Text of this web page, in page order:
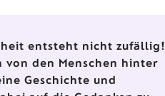
entsteht nicht zufällig!
den Menschen hinter
Geschichte und